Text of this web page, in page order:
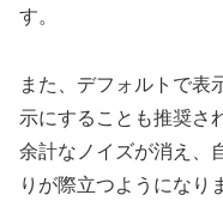
す。
また、デフォルトで表
示にすることも推奨さ
余計なノイズが消え、
りが際立つようになり